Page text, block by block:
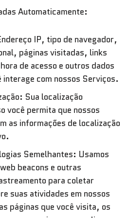
Automaticamente:
IP, tipo de navegador,
páginas visitadas, links
de acesso e outros dados
interage com nossos Serviços.
Sua localização
você permita que nossos
as informações de localização
Semelhantes: Usamos
beacons e outras
para coletar
suas atividades em nossos
páginas que você visita, os